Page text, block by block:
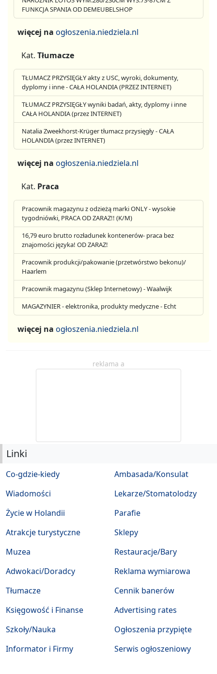
FUNKCJA SPANIA OD DEMEUBELSHOP
więcej na ogłoszenia.niedziela.nl
Kat. Tłumacze
TŁUMACZ PRZYSIĘGŁY akty z USC, wyroki, dokumenty,
dyplomy i inne - CAŁA HOLANDIA (PRZEZ INTERNET)
TŁUMACZ PRZYSIĘGŁY wyniki badań, akty, dyplomy i inne
CAŁA HOLANDIA (przez INTERNET)
Natalia Zweekhorst-Krüger tłumacz przysięgły - CAŁA
HOLANDIA (przez INTERNET)
więcej na ogłoszenia.niedziela.nl
Kat. Praca
Pracownik magazynu z odzieżą marki ONLY - wysokie
tygodniówki, PRACA OD ZARAZ!! (K/M)
16,79 euro brutto rozładunek kontenerów- praca bez
znajomości języka! OD ZARAZ!
Pracownik produkcji/pakowanie (przetwórstwo bekonu)/
Haarlem
Pracownik magazynu (Sklep Internetowy) - Waalwijk
MAGAZYNIER - elektronika, produkty medyczne - Echt
więcej na ogłoszenia.niedziela.nl
reklama a
Linki
Co-gdzie-kiedy
Wiadomości
Życie w Holandii
Atrakcje turystyczne
Muzea
Ambasada/Konsulat
Lekarze/Stomatolodzy
Parafie
Sklepy
Restauracje/Bary
Adwokaci/Doradcy
Tłumacze
Księgowość i Finanse
Szkoły/Nauka
Informator i Firmy
Reklama wymiarowa
Cennik banerów
Advertising rates
Ogłoszenia przypięte
Serwis ogłoszeniowy